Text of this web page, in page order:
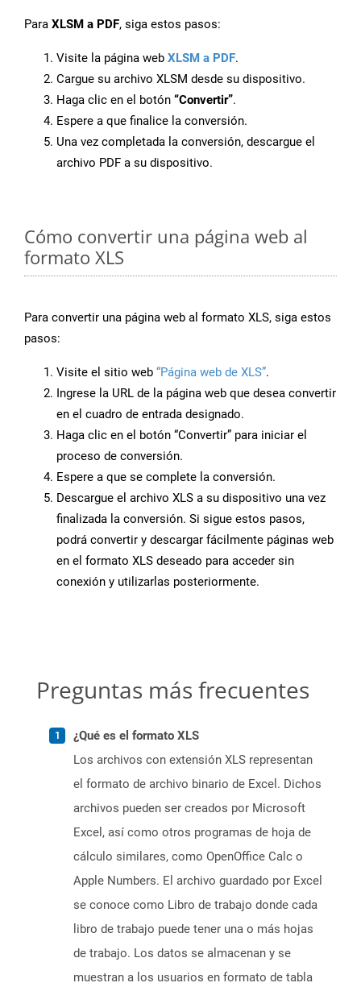
Para XLSM a PDF, siga estos pasos:
Visite la página web XLSM a PDF.
Cargue su archivo XLSM desde su dispositivo.
Haga clic en el botón “Convertir”.
Espere a que finalice la conversión.
Una vez completada la conversión, descargue el
archivo PDF a su dispositivo.
Cómo convertir una página web al
formato XLS
Para convertir una página web al formato XLS, siga estos
pasos:
Visite el sitio web “Página web de XLS”.
Ingrese la URL de la página web que desea convertir
en el cuadro de entrada designado.
Haga clic en el botón “Convertir” para iniciar el
proceso de conversión.
Espere a que se complete la conversión.
Descargue el archivo XLS a su dispositivo una vez
finalizada la conversión. Si sigue estos pasos,
podrá convertir y descargar fácilmente páginas web
en el formato XLS deseado para acceder sin
conexión y utilizarlas posteriormente.
Preguntas más frecuentes
¿Qué es el formato XLS
Los archivos con extensión XLS representan
el formato de archivo binario de Excel. Dichos
archivos pueden ser creados por Microsoft
Excel, así como otros programas de hoja de
cálculo similares, como OpenOffice Calc o
Apple Numbers. El archivo guardado por Excel
se conoce como Libro de trabajo donde cada
libro de trabajo puede tener una o más hojas
de trabajo. Los datos se almacenan y se
muestran a los usuarios en formato de tabla